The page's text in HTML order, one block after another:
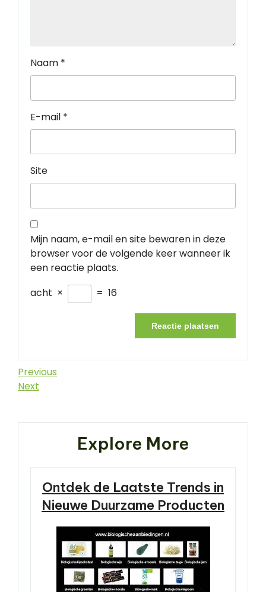
Naam *
E-mail *
Site
Mijn naam, e-mail en site bewaren in deze
browser voor de volgende keer wanneer ik
een reactie plaats.
acht × = 16
Berichtnavigatie
Previous
Post
Previous
Next
Next
Explore More
Ontdek de Laatste Trends in
Nieuwe Duurzame Producten